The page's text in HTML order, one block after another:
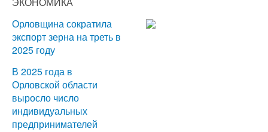
Орловщина сократила
экспорт зерна на треть в
2025 году
В 2025 года в
Орловской области
выросло число
индивидуальных
предпринимателей